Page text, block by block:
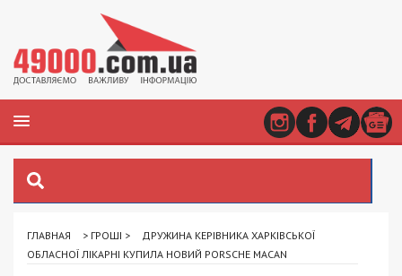
ГЛАВНАЯ > ГРОШІ >
ДРУЖИНА КЕРІВНИКА ХАРКІВСЬКОЇ
ОБЛАСНОЇ ЛІКАРНІ КУПИЛА НОВИЙ PORSCHE MACAN